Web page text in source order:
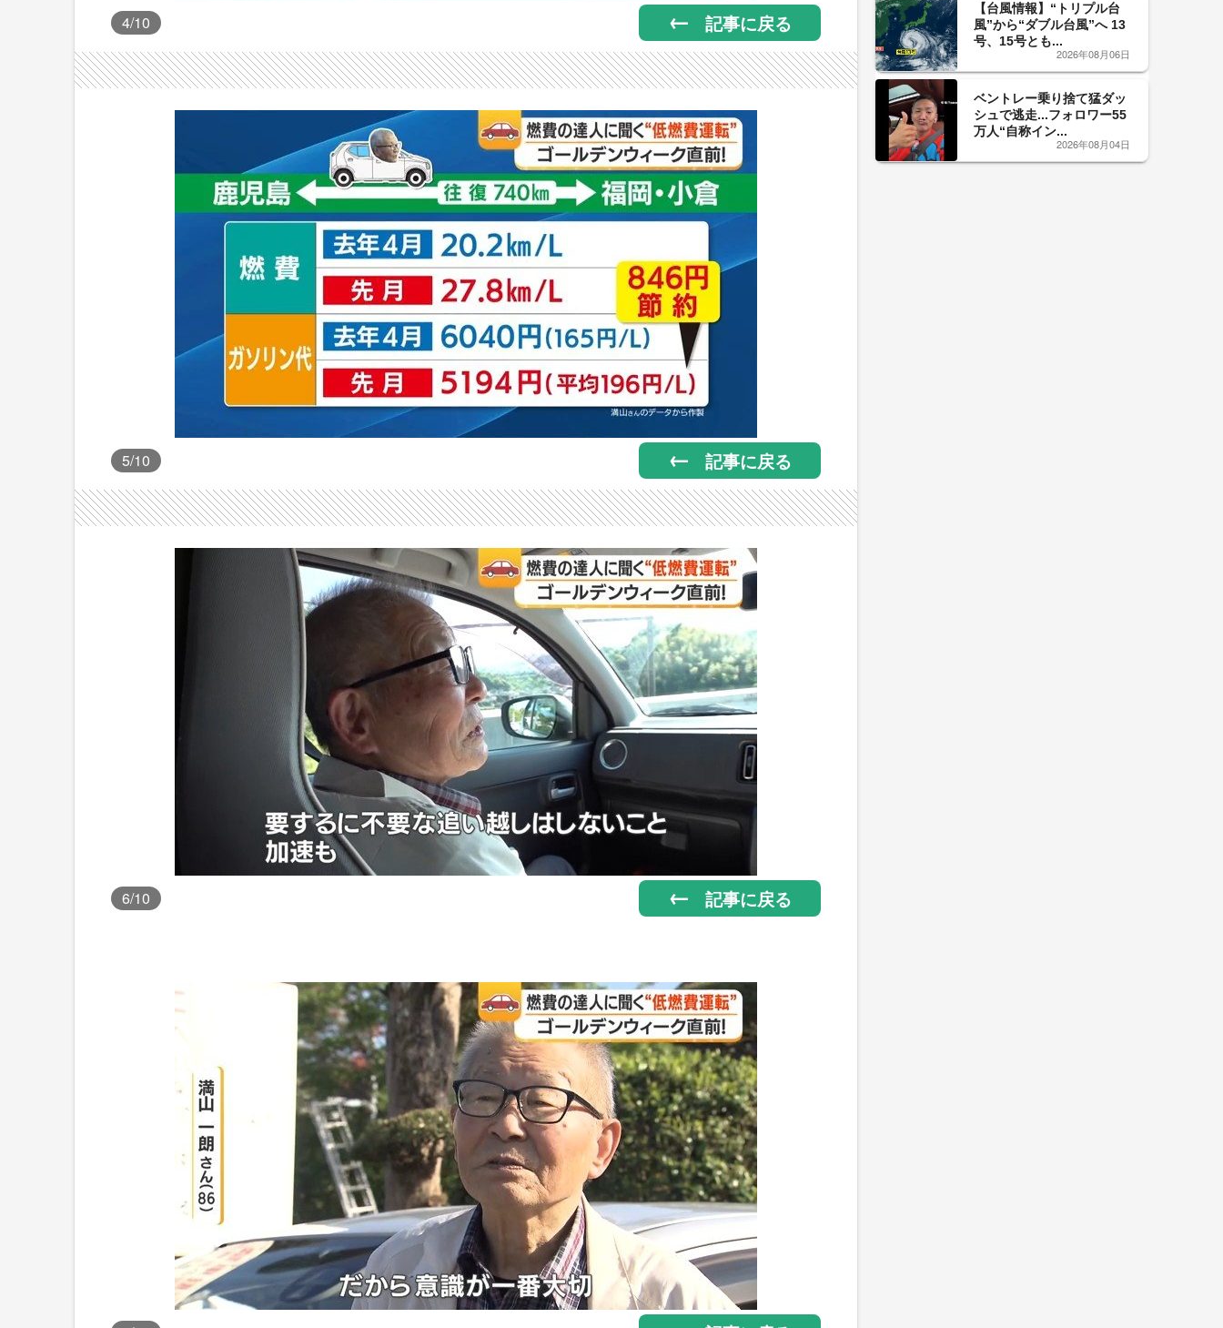
4/10 記事に戻る
5/10 記事に戻る
6/10 記事に戻る
【台風情報】“トリプル台
風”から“ダブル台風”へ 13
号、15号とも...
2026年08月06日
ベントレー乗り捨て猛ダッ
シュで逃走...フォロワー55
万人“自称イン...
2026年08月04日